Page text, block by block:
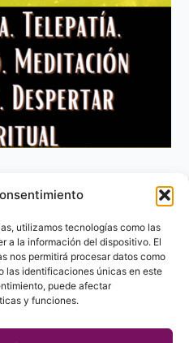
utilizamos tecnologías como las
a la información del dispositivo. El
nos permitirá procesar datos como
las identificaciones únicas en este
puede afectar
y funciones.
Legal
privacidad
Cookies